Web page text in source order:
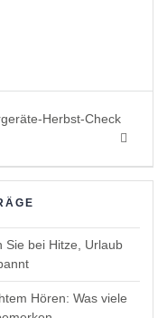
Herbst-Check
Sie bei Hitze, Urlaub
Hören: Was viele